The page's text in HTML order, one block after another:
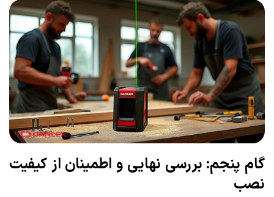
گام پنجم: بررسی نهایی و اطمینان از کیفیت
نصب